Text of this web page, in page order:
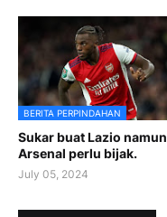
BERITA PERPINDAHAN
Sukar buat Lazio namun
Arsenal perlu bijak.
July 05, 2024